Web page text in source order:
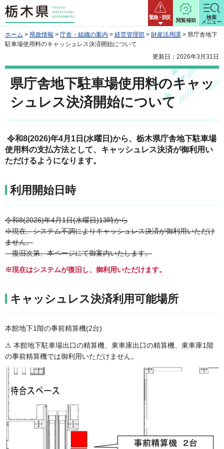
栃木県 緊急・防災
閲覧補助
検索
メニュー
ホーム > 県政情報 > 庁舎・組織の案内 > 経営管理部 > 財産活用課 > 県庁舎地下
駐車場使用料のキャッシュレス決済開始について
更新日：2026年3月31日
県庁舎地下駐車場使用料のキャッ
シュレス決済開始について
令和8(2026)年4月1日(水曜日)から、栃木県庁舎地下駐車場
使用料の支払方法として、キャッシュレス決済が御利用い
ただけるようになります。
利用開始日時
令和8(2026)年4月1日(水曜日)13時から
※現在、システム不調によりキャッシュレス決済が御利用いただけ
ません。
復旧次第、本ページにて御案内いたします。
※現在はシステムが復旧し、御利用いただけます。
キャッシュレス決済利用可能場所
本館地下1階の事前精算機(2台)
⚠ 本館地下駐車場出口の精算機、東車庫出口の精算機、東車庫1階
の事前精算機では御利用いただけません。